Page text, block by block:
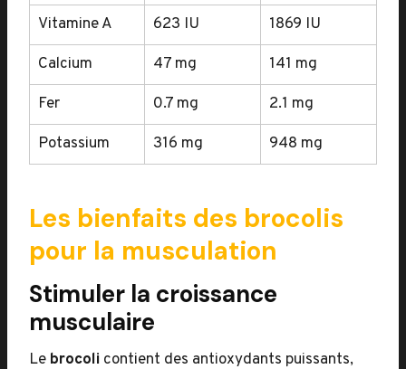
Vitamine A
623 IU
1869 IU
Calcium
47 mg
141 mg
Fer
0.7 mg
2.1 mg
Potassium
316 mg 948 mg
Les bienfaits des brocolis
pour la musculation
Stimuler la croissance
musculaire
Le brocoli contient des antioxydants puissants,